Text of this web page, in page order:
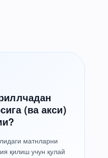
(ва акси)
матнларни
қилиш учун қулай